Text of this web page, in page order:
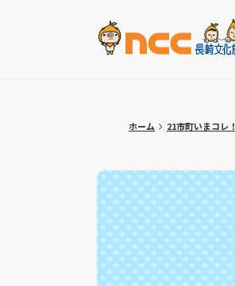
ホーム 21市町いまコレ！